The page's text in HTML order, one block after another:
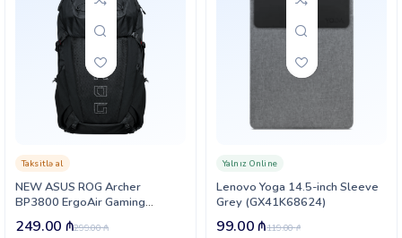
NEW ASUS ROG Archer
BP3800 ErgoAir Gaming
Backpack (90XB09H0-BBP000)
Taksitlə al
299.00₼
249.00 ₼
Lenovo Yoga 14.5-inch Sleeve
Grey (GX41K68624)
Yalnız Online
119.00₼
99.00₼